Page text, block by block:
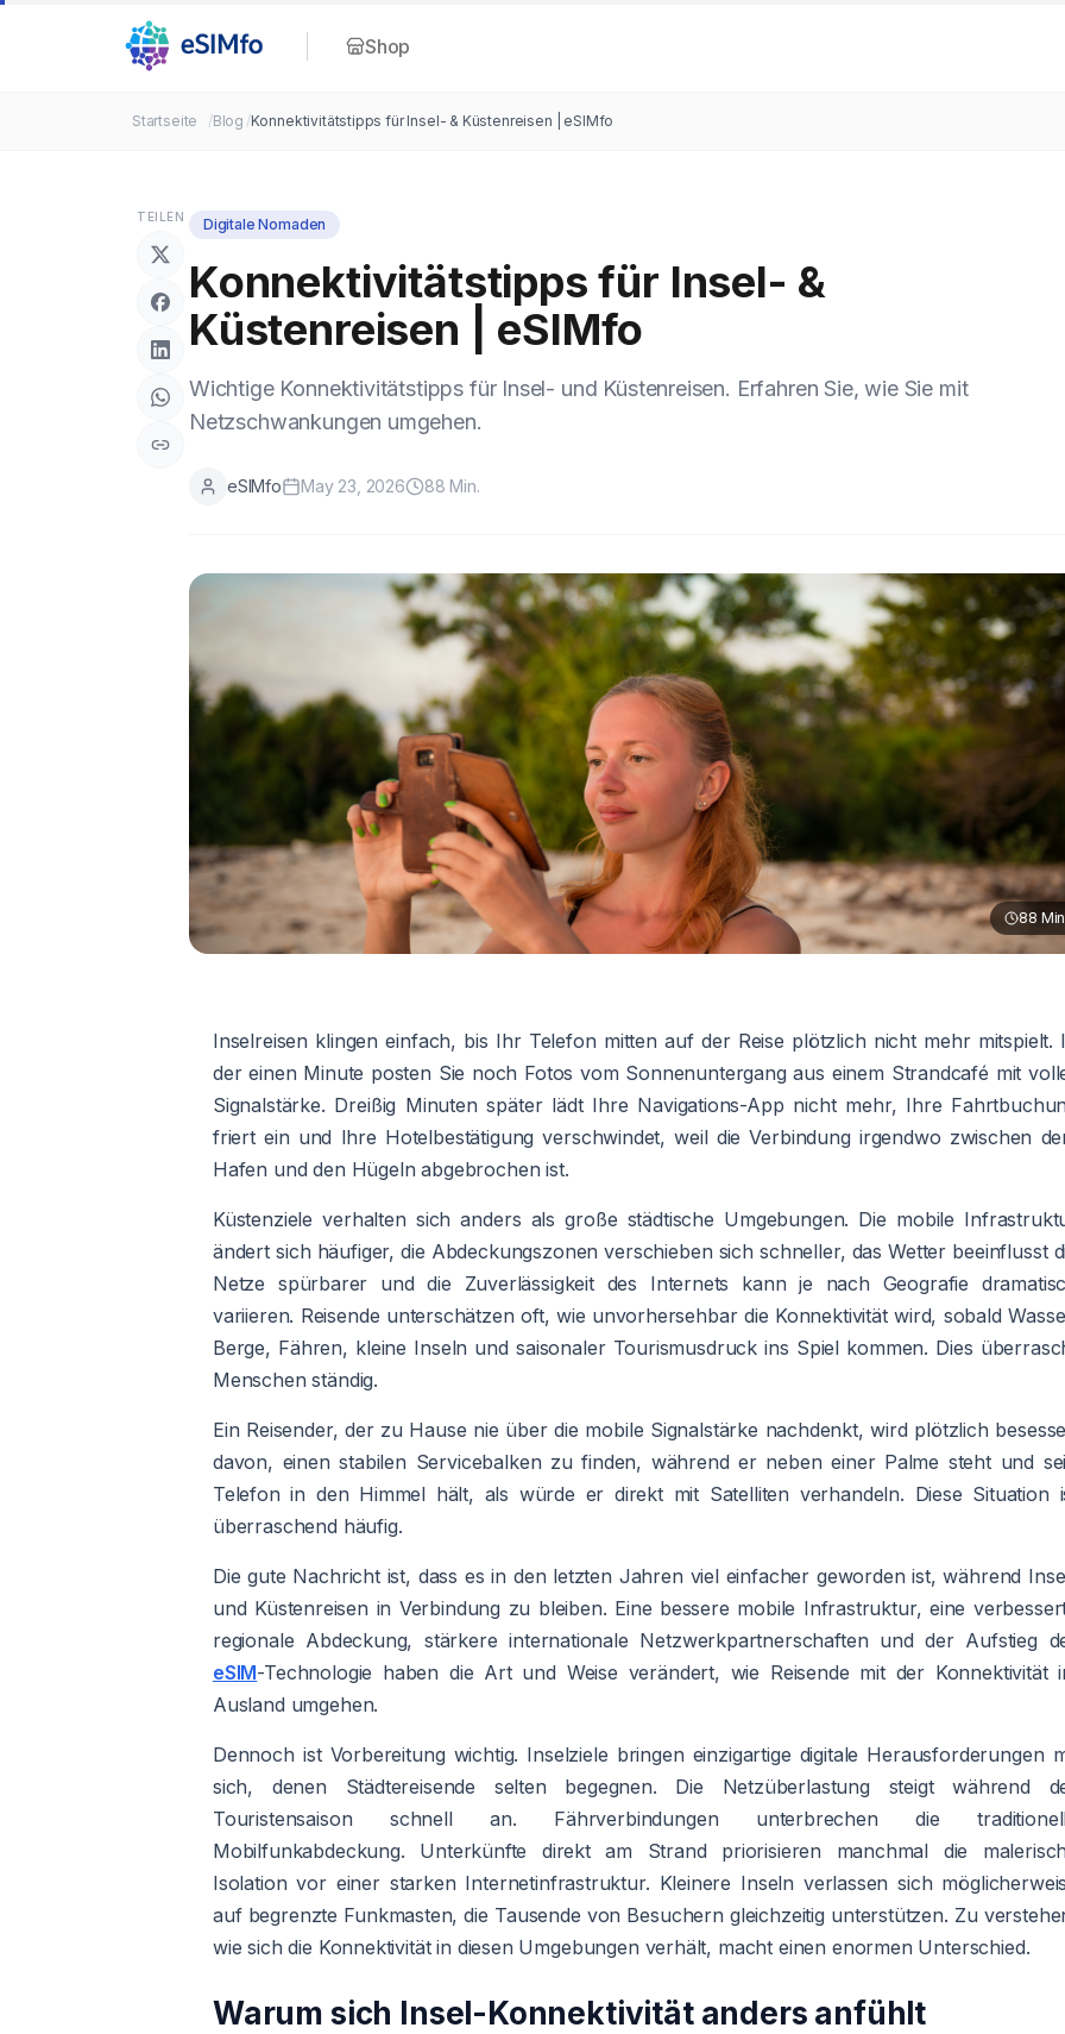
Shop
Startseite /Blog /Konnektivitätstipps für Insel- & Küstenreisen | eSIMfo
TEILEN Digitale Nomaden
Konnektivitätstipps für Insel- &
Küstenreisen | eSIMfo
Wichtige Konnektivitätstipps für Insel- und Küstenreisen. Erfahren Sie, wie Sie mit
Netzschwankungen umgehen.
eSIMfo May 23, 2026 88 Min.
88
Inselreisen klingen einfach, bis Ihr Telefon mitten auf der Reise plötzlich nicht mehr mitspielt.
der einen Minute posten Sie noch Fotos vom Sonnenuntergang aus einem Strandcafé mit
Signalstärke. Dreißig Minuten später lädt Ihre Navigations-App nicht mehr, Ihre
friert ein und Ihre Hotelbestätigung verschwindet, weil die Verbindung irgendwo zwischen
Hafen und den Hügeln abgebrochen ist.
Küstenziele verhalten sich anders als große städtische Umgebungen. Die mobile
ändert sich häufiger, die Abdeckungszonen verschieben sich schneller, das Wetter beeinflusst
Netze spürbarer und die Zuverlässigkeit des Internets kann je nach Geografie
variieren. Reisende unterschätzen oft, wie unvorhersehbar die Konnektivität wird, sobald
Berge, Fähren, kleine Inseln und saisonaler Tourismusdruck ins Spiel kommen. Dies
Menschen ständig.
Ein Reisender, der zu Hause nie über die mobile Signalstärke nachdenkt, wird plötzlich
davon, einen stabilen Servicebalken zu finden, während er neben einer Palme steht und
Telefon in den Himmel hält, als würde er direkt mit Satelliten verhandeln. Diese Situation
überraschend häufig.
Die gute Nachricht ist, dass es in den letzten Jahren viel einfacher geworden ist, während
und Küstenreisen in Verbindung zu bleiben. Eine bessere mobile Infrastruktur, eine
regionale Abdeckung, stärkere internationale Netzwerkpartnerschaften und der Aufstieg
eSIM-Technologie haben die Art und Weise verändert, wie Reisende mit der Konnektivität
Ausland umgehen.
Dennoch ist Vorbereitung wichtig. Inselziele bringen einzigartige digitale Herausforderungen
sich, denen Städtereisende selten begegnen. Die Netzüberlastung steigt während
Touristensaison schnell an. Fährverbindungen unterbrechen die
Mobilfunkabdeckung. Unterkünfte direkt am Strand priorisieren manchmal die
Isolation vor einer starken Internetinfrastruktur. Kleinere Inseln verlassen sich
auf begrenzte Funkmasten, die Tausende von Besuchern gleichzeitig unterstützen. Zu
wie sich die Konnektivität in diesen Umgebungen verhält, macht einen enormen Unterschied.
Warum sich Insel-Konnektivität anders anfühlt